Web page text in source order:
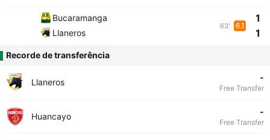
Bucaramanga
Llaneros
63' 6.1
1
1
Recorde de transferência
Llaneros -
Free Transfer
Huancayo -
Free Transfer